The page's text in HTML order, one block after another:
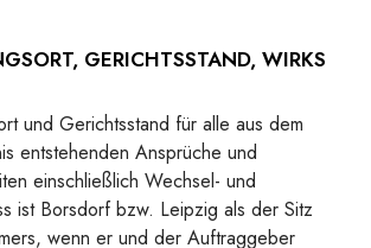
GERICHTSSTAND, WIRKS
und Gerichtsstand für alle aus dem
entstehenden Ansprüche und
einschließlich Wechsel- und
ist Borsdorf bzw. Leipzig als der Sitz
wenn er und der Auftraggeber